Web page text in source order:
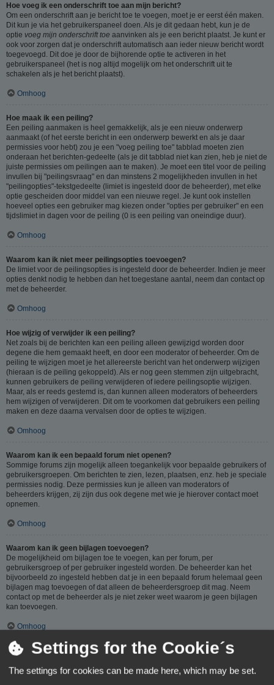
Hoe voeg ik een onderschrift toe aan mijn bericht?
Om een onderschrift aan je bericht toe te voegen, moet je er eerst één maken.
Dit kun je via het gebruikerspaneel doen. Als je dit gedaan hebt, kun je de
optie voeg mijn onderschrift toe aanvinken als je een bericht plaatst. Je kunt er
ook voor zorgen dat je onderschrift automatisch aan ieder nieuw bericht wordt
toegevoegd. Dit doe je door de bijhorende optie te activeren in het
gebruikerspaneel (het is nog altijd mogelijk om het onderschrift uit te
schakelen als je het bericht plaatst).
Omhoog
Hoe maak ik een peiling?
Een peiling aanmaken is heel gemakkelijk, als je een nieuw onderwerp
aanmaakt (of het eerste bericht in een onderwerp bewerkt en als je daar
permissies voor hebt) zou je een "voeg peiling toe" tabblad moeten zien
onderaan het berichten-gedeelte (als je dit tabblad niet kan zien, heb je niet de
juiste permissies om peilingen aan te maken). Je moet een titel voor de peiling
invullen bij "peilingsvraag" en dan minstens 2 mogelijkheden invullen in het
"peilingopties"-tekstgedeelte (limiet is ingesteld door de beheerder), met elke
optie gescheiden door middel van een nieuwe regel. Je kunt ook instellen
hoeveel opties een gebruiker mag kiezen onder "opties per gebruiker" en een
tijdslimiet in dagen voor de peiling (0 is een peiling van oneindige duur).
Omhoog
Waarom kan ik niet meer peilingsopties toevoegen?
De limiet voor de peilingsopties is ingesteld door de beheerder. Indien je meer
opties denkt nodig te hebben dan het toegestane aantal, neem dan contact op
met de beheerder.
Omhoog
Hoe wijzig of verwijder ik een peiling?
Net zoals bij de berichten kan een peiling alleen gewijzigd worden door
degene die hem gemaakt heeft, en door een moderator of beheerder. Om de
peiling te wijzigen moet je het allereerste bericht van het onderwerp wijzigen
(hieraan is de peiling gekoppeld). Als er nog geen stemmen zijn uitgebracht,
kunnen gebruikers de peiling verwijderen of iedere peilingsoptie wijzigen.
Maar, als er reeds gestemd is, dan kunnen alleen moderators of beheerders
hem wijzigen of verwijderen. Dit om te voorkomen dat gebruikers een peiling
maken en deze daarna vervalsen door de opties te wijzigen.
Omhoog
Waarom kan ik een bepaald forum niet openen?
Sommige forums zijn mogelijk alleen toegankelijk voor bepaalde gebruikers of
gebruikersgroepen. Om berichten te zien, lezen, plaatsen, enz. heb je speciale
permissies nodig. Deze permissies kun je alleen van moderators of
beheerders krijgen, zij zijn dus ook degene met wie je hierover contact moet
opnemen.
Omhoog
Waarom kan ik geen bijlagen toevoegen?
De mogelijkheid om bijlagen toe te voegen, kan per forum, per
gebruikersgroep of per gebruiker ingesteld worden. De beheerder kan het
bijvoorbeeld zo ingesteld hebben dat je in een bepaald forum helemaal geen
bijlagen mag toevoegen of dat alleen de beheerdersgroep dit mag. Neem
contact op met de beheerder als je niet zeker weet waarom je geen bijlagen
kan toevoegen.
Omhoog
Waarom ontving ik een waarschuwing?
Op ieder forum gelden specifieke regels, als je één van deze regels (volgens
de beheerder) overtreedt, kun je een waarschuwing ontvangen. Het sturen van
Settings for the Cookie´s
The settings for cookies can be made here, which may be set.